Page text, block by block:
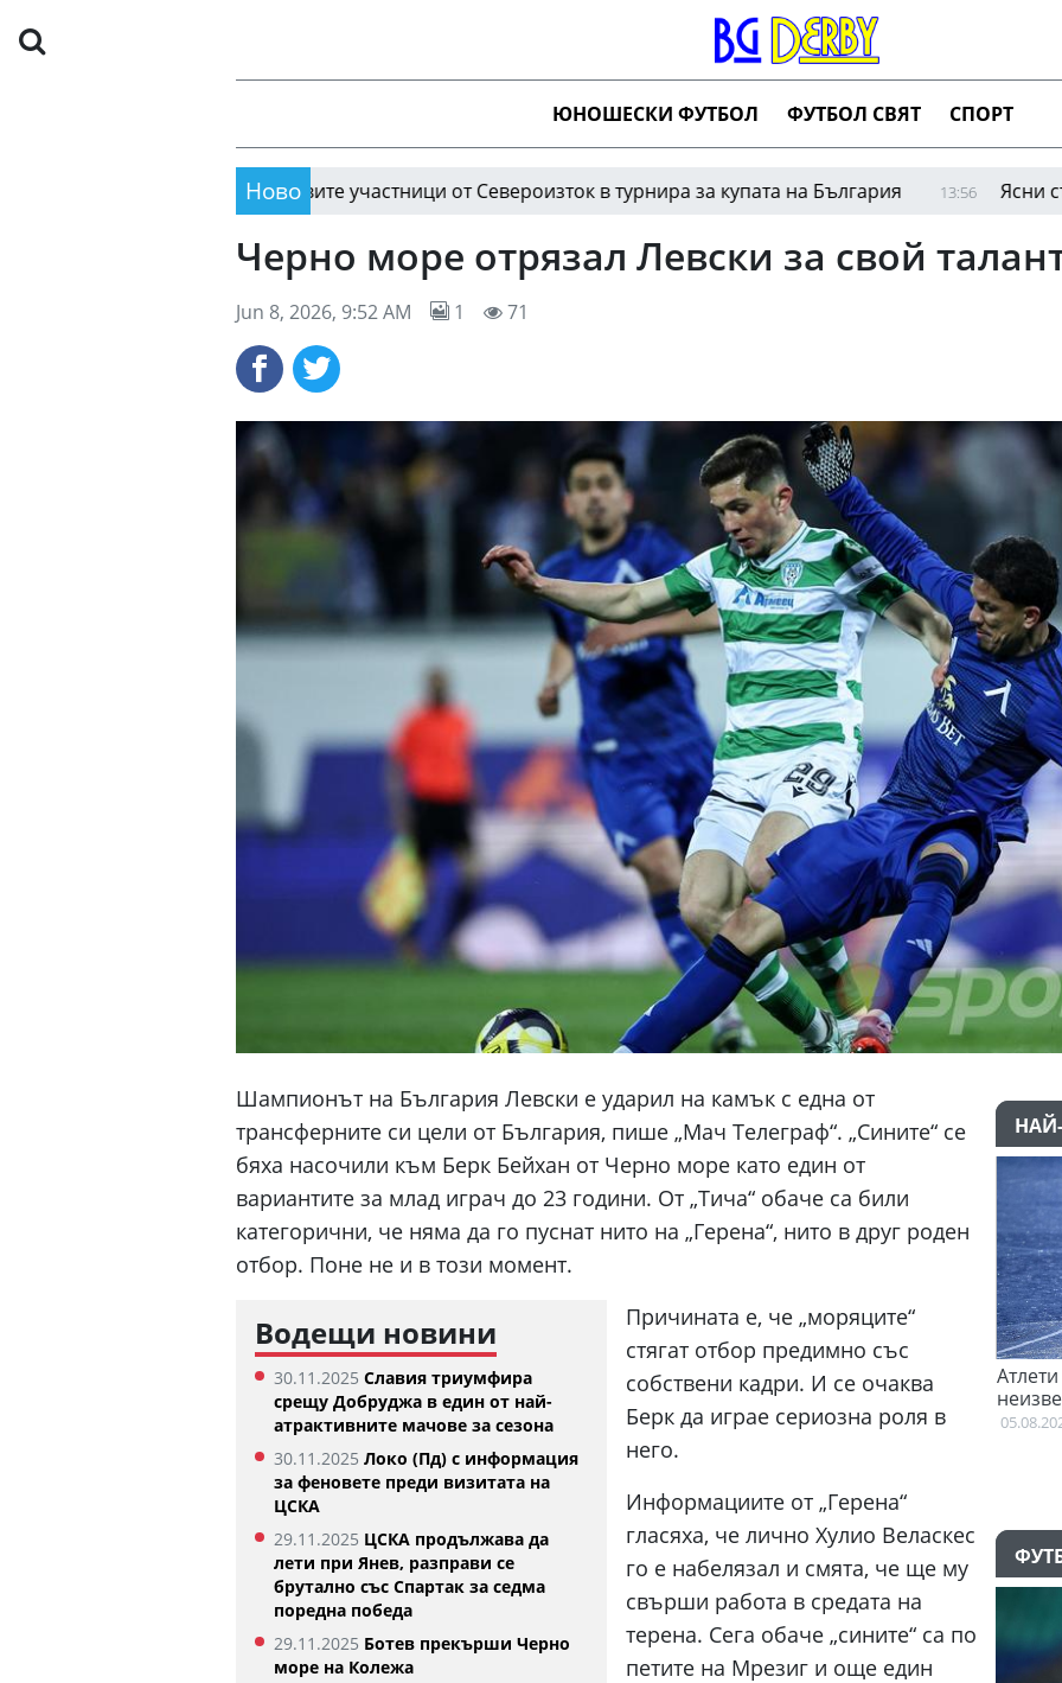
ЮНОШЕСКИ ФУТБОЛ ФУТБОЛ СВЯТ СПОРТ
Ново
Известни са първите участници от Североизток в турнира за купата на България 13:56 Ясни
Черно море отрязал Левски за свой
Jun 8, 2026, 9:52 AM 1 71
Шампионът на България Левски е ударил на камък с една от
трансферните си цели от България, пише „Мач Телеграф“. „Сините“ се
бяха насочили към Берк Бейхан от Черно море като един от
вариантите за млад играч до 23 години. От „Тича“ обаче са били
категорични, че няма да го пуснат нито на „Герена“, нито в друг роден
отбор. Поне не и в този момент.
Водещи новини
30.11.2025 Славия триумфира
срещу Добруджа в един от най-
атрактивните мачове за сезона
30.11.2025 Локо (Пд) с информация
за феновете преди визитата на
ЦСКА
29.11.2025 ЦСКА продължава да
лети при Янев, разправи се
брутално със Спартак за седма
поредна победа
29.11.2025 Ботев прекърши Черно
море на Колежа
Причината е, че „моряците“
стягат отбор предимно със
собствени кадри. И се очаква
Берк да играе сериозна роля в
него.
Информациите от „Герена“
гласяха, че лично Хулио Веласкес
го е набелязал и смята, че ще му
свърши работа в средата на
терена. Сега обаче „сините“ са по
петите на Мрезиг и още един
Изабелла Шиникова започна с
убедителна победа в Оренсе
Тотнъм започна преговори с Гакпо
05.08.2026
Атлети от Пакистан и Уганда са в
неизвестност след Игрите на
Британската общност
05.08.2026